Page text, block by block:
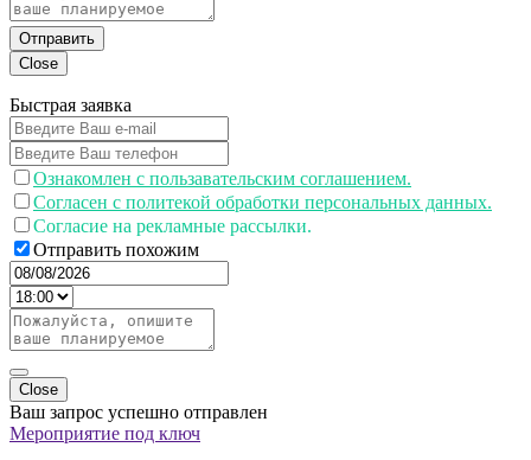
Отправить
Close
Быстрая заявка
Ознакомлен с пользавательским соглашением.
Согласен с политекой обработки персональных данных.
Согласие на рекламные рассылки.
Отправить похожим
Close
Ваш запрос успешно отправлен
Мероприятие под ключ